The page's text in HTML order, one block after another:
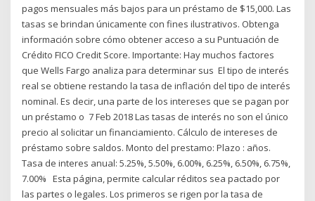
pagos mensuales más bajos para un préstamo de $15,000. Las
tasas se brindan únicamente con fines ilustrativos. Obtenga
información sobre cómo obtener acceso a su Puntuación de
Crédito FICO Credit Score. Importante: Hay muchos factores
que Wells Fargo analiza para determinar sus El tipo de interés
real se obtiene restando la tasa de inflación del tipo de interés
nominal. Es decir, una parte de los intereses que se pagan por
un préstamo o 7 Feb 2018 Las tasas de interés no son el único
precio al solicitar un financiamiento. Cálculo de intereses de
préstamo sobre saldos. Monto del prestamo: Plazo : años.
Tasa de interes anual: 5.25%, 5.50%, 6.00%, 6.25%, 6.50%, 6.75%,
7.00% Esta página, permite calcular réditos sea pactado por
las partes o legales. Los primeros se rigen por la tasa de